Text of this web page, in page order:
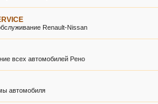
Renault-Nissan
всех автомобилей Рено
автомобиля